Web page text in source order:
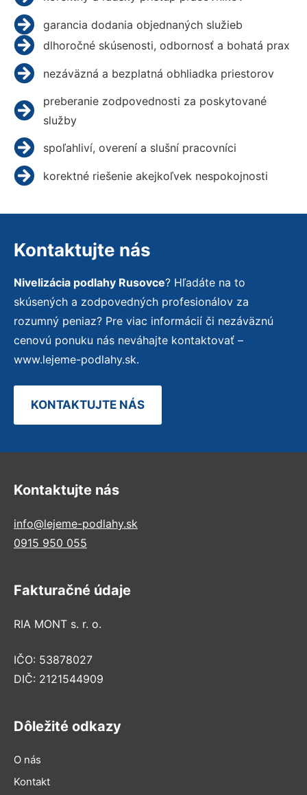
garancia dodania objednaných služieb
dlhoročné skúsenosti, odbornosť a bohatá prax
nezáväzná a bezplatná obhliadka priestorov
preberanie zodpovednosti za poskytované
služby
spoľahliví, overení a slušní pracovníci
korektné riešenie akejkoľvek nespokojnosti
Kontaktujte nás
Nivelizácia podlahy Rusovce? Hľadáte na to
skúsených a zodpovedných profesionálov za
rozumný peniaz? Pre viac informácií či nezáväznú
cenovú ponuku nás neváhajte kontaktovať –
www.lejeme-podlahy.sk.
KONTAKTUJTE NÁS
Kontaktujte nás
info@lejeme-podlahy.sk
0915 950 055
Fakturačné údaje
RIA MONT s. r. o.
IČO: 53878027
DIČ: 2121544909
Dôležité odkazy
O nás
Kontakt